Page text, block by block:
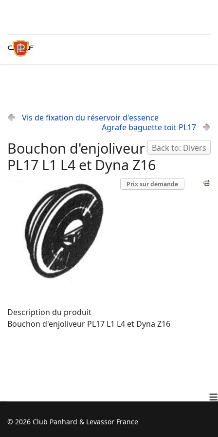
Vis de fixation du réservoir d'essence
Agrafe baguette toit PL17
Back to: Divers
Bouchon d'enjoliveur
PL17 L1 L4 et Dyna Z16
Prix sur demande
Description du produit
Bouchon d'enjoliveur PL17 L1 L4 et Dyna Z16
≡
© 2026 Club Panhard & Levassor France